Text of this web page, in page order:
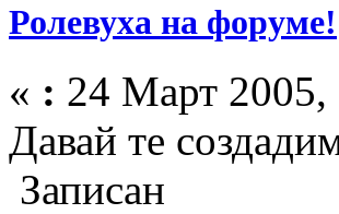
Ролевуха на форуме!
« : 24 Март 2005,
Давай те
Записан